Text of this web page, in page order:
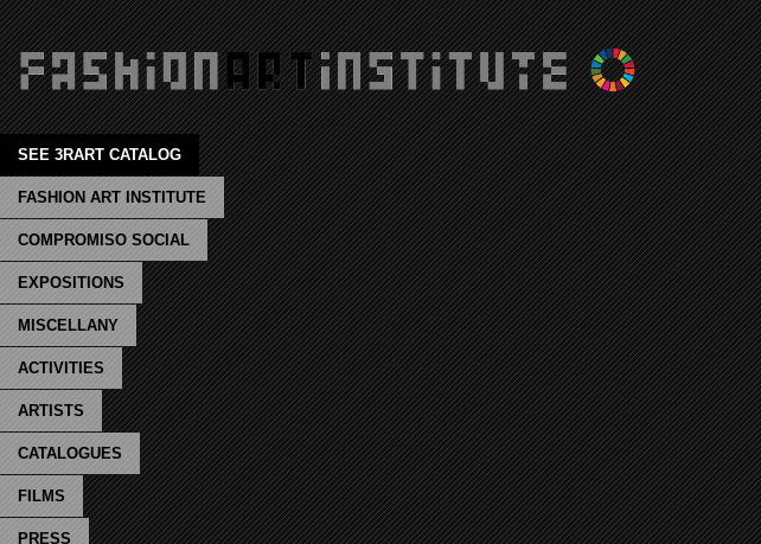
SEE 3RART CATALOG
FASHION ART INSTITUTE
COMPROMISO SOCIAL
EXPOSITIONS
MISCELLANY
ACTIVITIES
ARTISTS
CATALOGUES
FILMS
PRESS